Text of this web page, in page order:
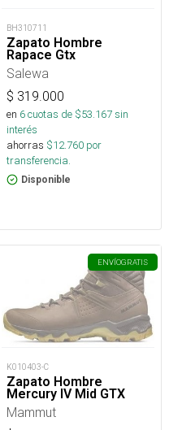
BH310711
Zapato Hombre
Rapace Gtx
Salewa
$ 319.000
en 6cuotas de $53.167sin
interés
ahorras $12.760 por
transferencia.
Disponible
ENVÍOGRATIS
K010403-C
Zapato Hombre
Mercury IV Mid GTX
Mammut